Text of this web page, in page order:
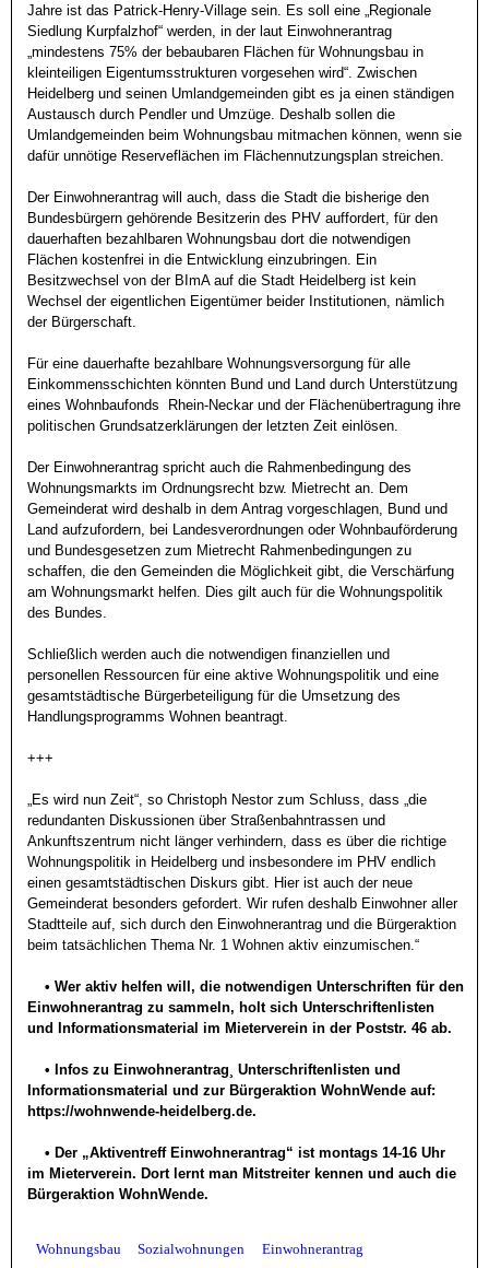
Jahre ist das Patrick-Henry-Village sein. Es soll eine „Regionale
Siedlung Kurpfalzhof“ werden, in der laut Einwohnerantrag
„mindestens 75% der bebaubaren Flächen für Wohnungsbau in
kleinteiligen Eigentumsstrukturen vorgesehen wird“. Zwischen
Heidelberg und seinen Umlandgemeinden gibt es ja einen ständigen
Austausch durch Pendler und Umzüge. Deshalb sollen die
Umlandgemeinden beim Wohnungsbau mitmachen können, wenn sie
dafür unnötige Reserveflächen im Flächennutzungsplan streichen.
Der Einwohnerantrag will auch, dass die Stadt die bisherige den
Bundesbürgern gehörende Besitzerin des PHV auffordert, für den
dauerhaften bezahlbaren Wohnungsbau dort die notwendigen
Flächen kostenfrei in die Entwicklung einzubringen. Ein
Besitzwechsel von der BImA auf die Stadt Heidelberg ist kein
Wechsel der eigentlichen Eigentümer beider Institutionen, nämlich
der Bürgerschaft.
Für eine dauerhafte bezahlbare Wohnungsversorgung für alle
Einkommensschichten könnten Bund und Land durch Unterstützung
eines Wohnbaufonds  Rhein-Neckar und der Flächenübertragung ihre
politischen Grundsatzerklärungen der letzten Zeit einlösen.
Der Einwohnerantrag spricht auch die Rahmenbedingung des
Wohnungsmarkts im Ordnungsrecht bzw. Mietrecht an. Dem
Gemeinderat wird deshalb in dem Antrag vorgeschlagen, Bund und
Land aufzufordern, bei Landesverordnungen oder Wohnbauförderung
und Bundesgesetzen zum Mietrecht Rahmenbedingungen zu
schaffen, die den Gemeinden die Möglichkeit gibt, die Verschärfung
am Wohnungsmarkt helfen. Dies gilt auch für die Wohnungspolitik
des Bundes.
Schließlich werden auch die notwendigen finanziellen und
personellen Ressourcen für eine aktive Wohnungspolitik und eine
gesamtstädtische Bürgerbeteiligung für die Umsetzung des
Handlungsprogramms Wohnen beantragt.
+++
„Es wird nun Zeit“, so Christoph Nestor zum Schluss, dass „die
redundanten Diskussionen über Straßenbahntrassen und
Ankunftszentrum nicht länger verhindern, dass es über die richtige
Wohnungspolitik in Heidelberg und insbesondere im PHV endlich
einen gesamtstädtischen Diskurs gibt. Hier ist auch der neue
Gemeinderat besonders gefordert. Wir rufen deshalb Einwohner aller
Stadtteile auf, sich durch den Einwohnerantrag und die Bürgeraktion
beim tatsächlichen Thema Nr. 1 Wohnen aktiv einzumischen.“
Einwohnerantrag zu sammeln, holt sich Unterschriftenlisten
und Informationsmaterial im Mieterverein in der Poststr. 46 ab.
Informationsmaterial und zur Bürgeraktion WohnWende auf:
https://wohnwende-heidelberg.de.
im Mieterverein. Dort lernt man Mitstreiter kennen und auch die
Wohnungsbau Sozialwohnungen Einwohnerantrag